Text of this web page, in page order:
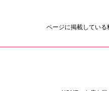
ページに掲載している